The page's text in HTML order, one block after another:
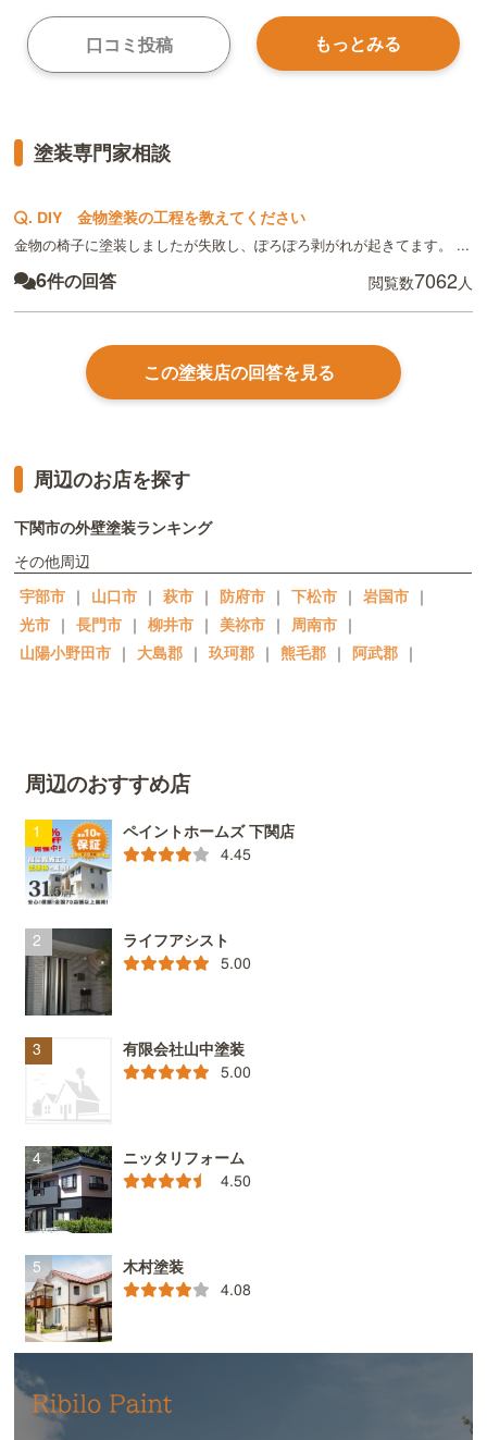
口コミ投稿 もっとみる
塗装専門家相談
. DIY 金物塗装の工程を教えてください
金物の椅子に塗装しましたが失敗し、ぽろぽろ剥がれが起きてます。 ...
6件の回答 閲覧数7062人
この塗装店の回答を見る
周辺のお店を探す
下関市の外壁塗装ランキング
その他周辺
宇部市 ｜ 山口市 ｜ 萩市 ｜ 防府市 ｜ 下松市 ｜ 岩国市 ｜
光市 ｜ 長門市 ｜ 柳井市 ｜ 美祢市 ｜ 周南市 ｜
山陽小野田市 ｜ 大島郡 ｜ 玖珂郡 ｜ 熊毛郡 ｜ 阿武郡 ｜
周辺のおすすめ店
ペイントホームズ 下関店
4.45
ライフアシスト
5.00
有限会社山中塗装
5.00
ニッタリフォーム
4.50
木村塗装
4.08